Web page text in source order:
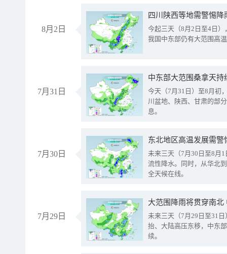
8月2日
今起三天（8月2日至4日
我国中东部仍有大范围高
7月31日
中东部大范围桑拿天
今天（7月31日）至8月初
川盆地、陕西、甘肃的部
息。
7月30日
东北地区高温发展需
未来三天（7月30日至8月
流性降水。同时，从华北
全天候在线。
7月29日
大范围降雨将贯穿南
未来三天（7月29日至31
抬、大陆高压东移，中东
续。